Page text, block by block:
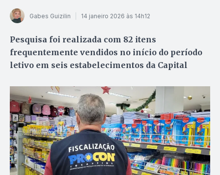
Gabes Guizilin 14 janeiro 2026 às 14h12
Pesquisa foi realizada com 82 itens
frequentemente vendidos no início do período
letivo em seis estabelecimentos da Capital